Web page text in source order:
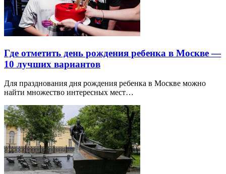
Где отметить день рождения ребенка в Москве —
10 лучших вариантов
Для празднования дня рождения ребенка в Москве можно
найти множество интересных мест…